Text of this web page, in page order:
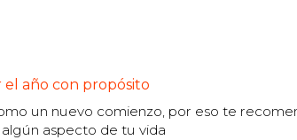
el año con propósito
un nuevo comienzo, por eso te
aspecto de tu vida